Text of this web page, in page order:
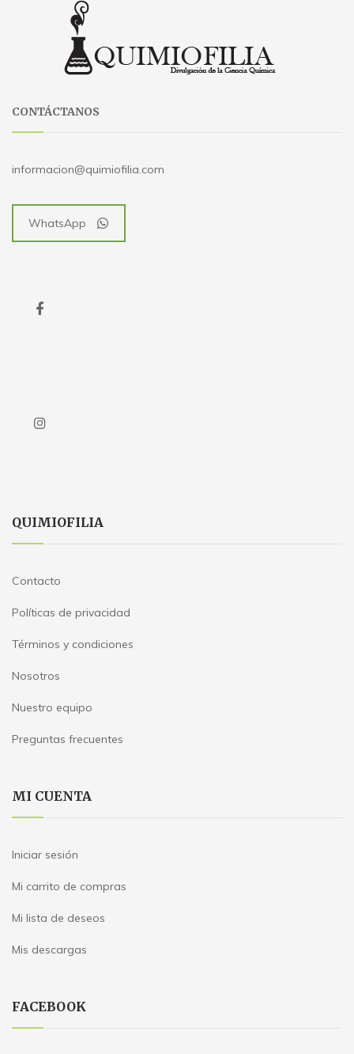
CONTÁCTANOS
informacion@quimiofilia.com
WhatsApp
QUIMIOFILIA
Contacto
Políticas de privacidad
Términos y condiciones
Nosotros
Nuestro equipo
Preguntas frecuentes
MI CUENTA
Iniciar sesión
Mi carrito de compras
Mi lista de deseos
Mis descargas
FACEBOOK